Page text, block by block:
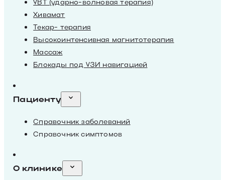
УВТ (ударно-волновая терапия)
Хивамат
Текар- терапия
Высокоинтенсивная магнитотерапия
Массаж
Блокады под УЗИ навигацией
Пациенту
Справочник заболеваний
Справочник симптомов
О клинике